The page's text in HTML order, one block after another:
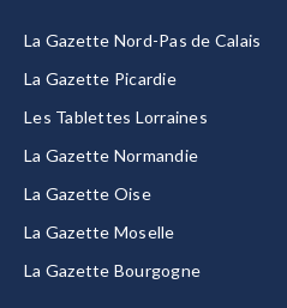
La Gazette Nord-Pas de Calais
La Gazette Picardie
Les Tablettes Lorraines
La Gazette Normandie
La Gazette Oise
La Gazette Moselle
La Gazette Bourgogne